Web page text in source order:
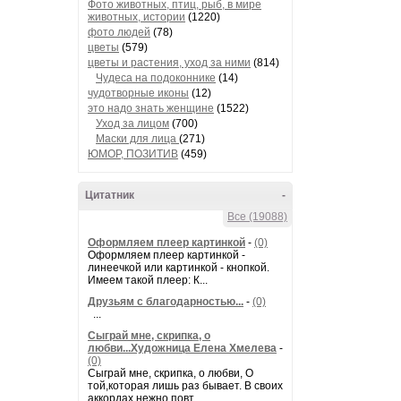
Фото животных, птиц, рыб, в мире
животных, истории (1220)
фото людей (78)
цветы (579)
цветы и растения, уход за ними (814)
Чудеса на подоконнике (14)
чудотворные иконы (12)
это надо знать женщине (1522)
Уход за лицом (700)
Маски для лица (271)
ЮМОР, ПОЗИТИВ (459)
-
Цитатник
Все (19088)
Оформляем плеер картинкой - (0)
Оформляем плеер картинкой -
линеечкой или картинкой - кнопкой.
Имеем такой плеер: К...
Друзьям с благодарностью... - (0)
...
Сыграй мне, скрипка, о
любви...Художница Елена Хмелева -
(0)
Сыграй мне, скрипка, о любви, О
той,которая лишь раз бывает. В своих
аккордах нежно повт...